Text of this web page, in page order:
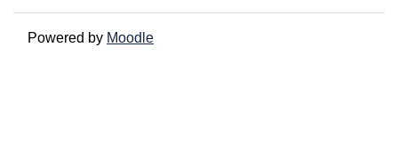
Powered by Moodle